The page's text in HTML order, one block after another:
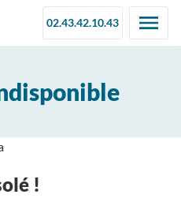
02.43.42.10.43
!